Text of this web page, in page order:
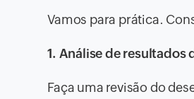
Vamos para prática.
1. Análise de resultados
Faça uma revisão do